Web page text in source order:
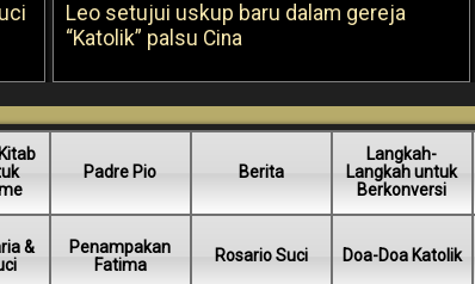
Leo setujui uskup baru dalam gereja
“Katolik” palsu Cina
Padre Pio Berita
Langkah-
Langkah untuk
Berkonversi
&
Penampakan
Fatima
Rosario Suci Doa-Doa Katolik